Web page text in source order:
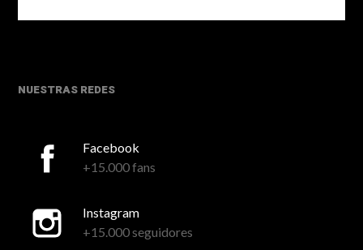
NUESTRAS REDES
Facebook
+15.000 fans
Instagram
+15.000 seguidores